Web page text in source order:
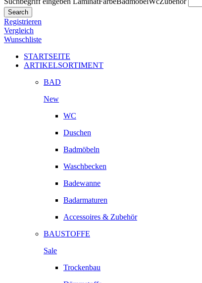
Search
Registrieren
Vergleich
Wunschliste
STARTSEITE
ARTIKELSORTIMENT
BAD
New
WC
Duschen
Badmöbeln
Waschbecken
Badewanne
Badarmaturen
Accessoires & Zubehör
BAUSTOFFE
Sale
Trockenbau